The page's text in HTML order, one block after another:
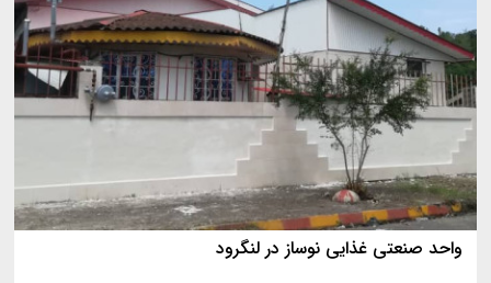
واحد صنعتی غذایی نوساز در لنگرود